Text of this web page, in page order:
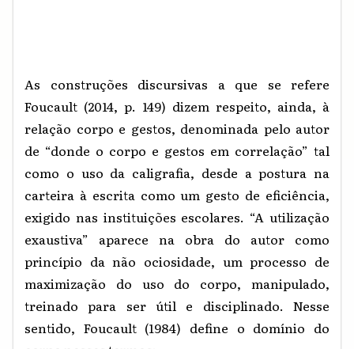
As construções discursivas a que se refere
Foucault (2014, p. 149) dizem respeito, ainda, à
relação corpo e gestos, denominada pelo autor
de “donde o corpo e gestos em correlação” tal
como o uso da caligrafia, desde a postura na
carteira à escrita como um gesto de eficiência,
exigido nas instituições escolares. “A utilização
exaustiva” aparece na obra do autor como
princípio da não ociosidade, um processo de
maximização do uso do corpo, manipulado,
treinado para ser útil e disciplinado. Nesse
sentido, Foucault (1984) define o domínio do